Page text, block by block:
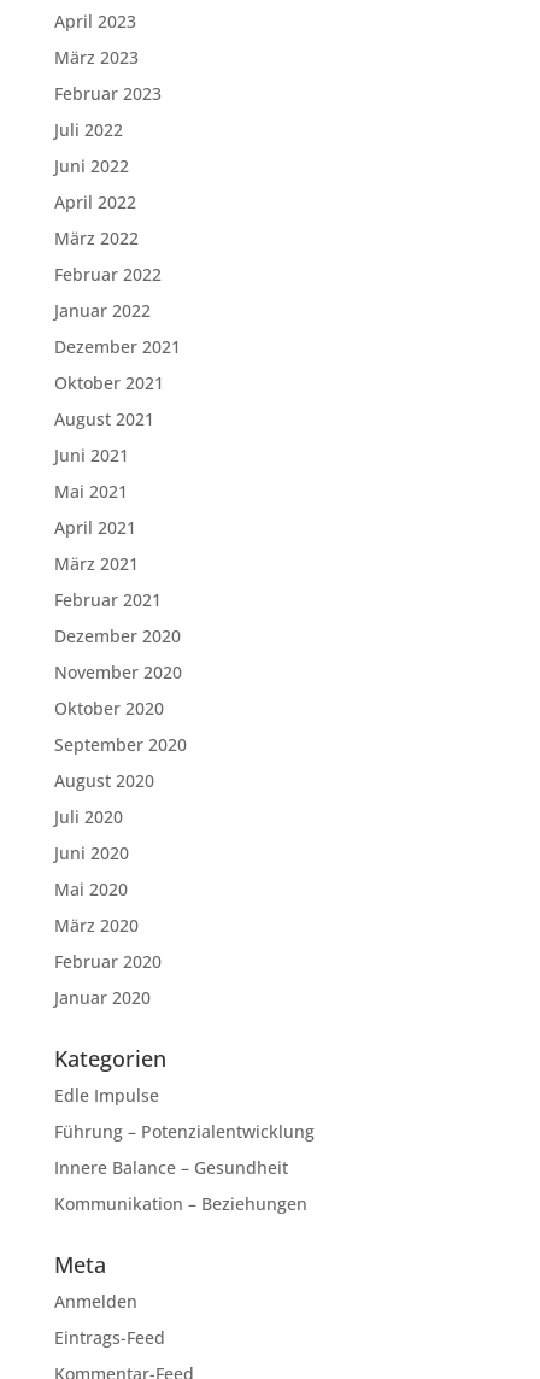
April 2023
März 2023
Februar 2023
Juli 2022
Juni 2022
April 2022
März 2022
Februar 2022
Januar 2022
Dezember 2021
Oktober 2021
August 2021
Juni 2021
Mai 2021
April 2021
März 2021
Februar 2021
Dezember 2020
November 2020
Oktober 2020
September 2020
August 2020
Juli 2020
Juni 2020
Mai 2020
März 2020
Februar 2020
Januar 2020
Kategorien
Edle Impulse
Führung – Potenzialentwicklung
Innere Balance – Gesundheit
Kommunikation – Beziehungen
Meta
Anmelden
Eintrags-Feed
Kommentar-Feed